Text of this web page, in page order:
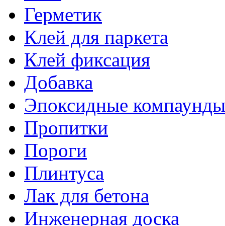
Герметик
Клей для паркета
Клей фиксация
Добавка
Эпоксидные компаунды
Пропитки
Пороги
Плинтуса
Лак для бетона
Инженерная доска